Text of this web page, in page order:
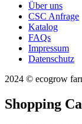
Über uns
CSC Anfrage
Katalog
FAQs
Impressum
Datenschutz
2024 © ecogrow
Shopping